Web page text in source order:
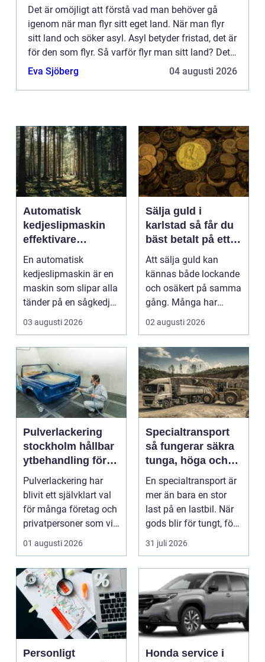
Det är omöjligt att förstå vad man behöver gå
igenom när man flyr sitt eget land. När man flyr
sitt land och söker asyl. Asyl betyder fristad, det är
för den som flyr. Så varför flyr man sitt land? Det
kan finnas flera anledningar. Som krig, läggning...
Eva Sjöberg 04 augusti 2026
Automatisk
kedjeslipmaskin
effektivare
skogsarbete med
jämnare resultat
En automatisk
kedjeslipmaskin är en
maskin som slipar alla
tänder på en sågkedja
utan att användaren...
03 augusti 2026
Sälja guld i
karlstad så får du
bäst betalt på ett
tryggt sätt
Att sälja guld kan
kännas både lockande
och osäkert på samma
gång. Många har
gamla smycken,
arvegods...
02 augusti 2026
Pulverlackering
stockholm hållbar
ytbehandling för
industri och
privatpersoner
Pulverlackering har
blivit ett självklart val
för många företag och
privatpersoner som vill
kombiner...
01 augusti 2026
Specialtransport
så fungerar säkra
tunga, höga och
breda transporter
En specialtransport är
mer än bara en stor
last på en lastbil. När
gods blir för tungt, för
högt ell...
31 juli 2026
Personligt
Honda service i